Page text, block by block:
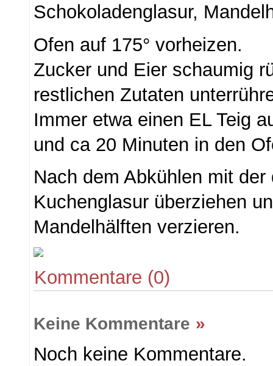
Schokoladenglasur,
Ofen auf 175° vorheizen.
Zucker und Eier schaumig
restlichen Zutaten
Immer etwa einen EL Teig
und ca 20 Minuten in den
Nach dem Abkühlen mit der
Kuchenglasur überziehen
Mandelhälften verzieren.
Kommentare (0)
Keine Kommentare »
Noch keine Kommentare.